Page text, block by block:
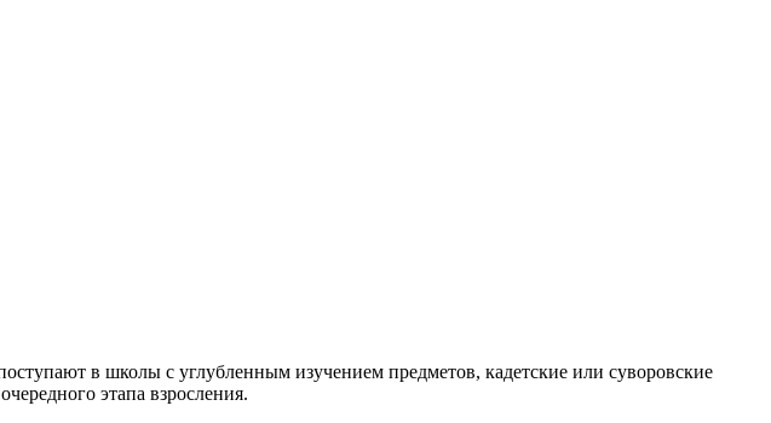
в школы с углубленным изучением предметов, кадетские или суворовские
этапа взросления.